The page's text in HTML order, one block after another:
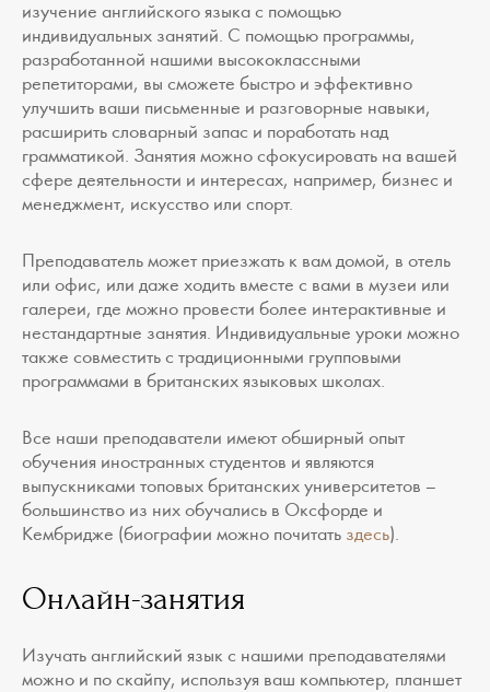
изучение английского языка с помощью
индивидуальных занятий. С помощью программы,
разработанной нашими высококлассными
репетиторами, вы сможете быстро и эффективно
улучшить ваши письменные и разговорные навыки,
расширить словарный запас и поработать над
грамматикой. Занятия можно сфокусировать на вашей
сфере деятельности и интересах, например, бизнес и
менеджмент, искусство или спорт.
Преподаватель может приезжать к вам домой, в отель
или офис, или даже ходить вместе с вами в музеи или
галереи, где можно провести более интерактивные и
нестандартные занятия. Индивидуальные уроки можно
также совместить с традиционными групповыми
программами в британских языковых школах.
Все наши преподаватели имеют обширный опыт
обучения иностранных студентов и являются
выпускниками топовых британских университетов –
большинство из них обучались в Оксфорде и
Кембридже (биографии можно почитать здесь).
Онлайн-занятия
Изучать английский язык с нашими преподавателями
можно и по скайпу, используя ваш компьютер, планшет